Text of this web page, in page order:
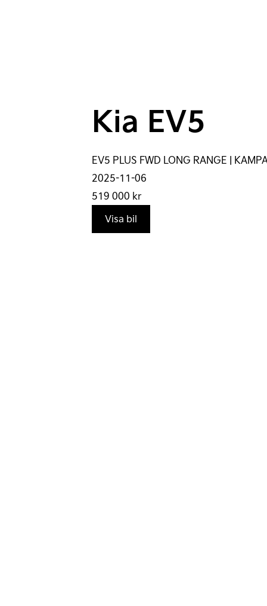
Kia EV5
EV5 PLUS FWD LONG RANGE |
2025-11-06
519 000 kr
Visa bil